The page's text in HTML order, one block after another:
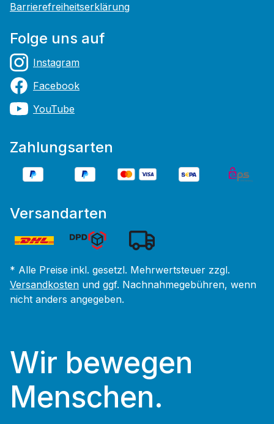
Barrierefreiheitserklärung
Folge uns auf
Instagram
Facebook
YouTube
Zahlungsarten
Versandarten
* Alle Preise inkl. gesetzl. Mehrwertsteuer zzgl.
Versandkosten und ggf. Nachnahmegebühren, wenn
nicht anders angegeben.
Wir bewegen
Menschen.